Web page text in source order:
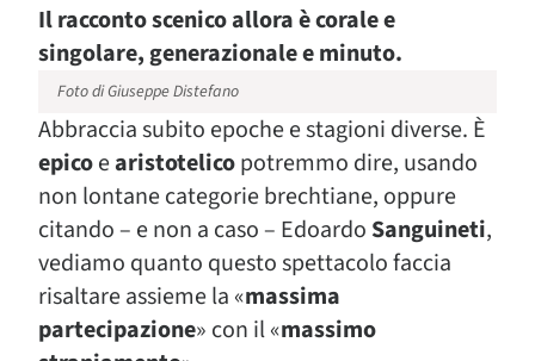
Il racconto scenico allora è corale e
singolare, generazionale e minuto.
Foto di Giuseppe Distefano
Abbraccia subito epoche e stagioni diverse. È
epicoearistotelicopotremmo dire, usando
non lontane categorie brechtiane, oppure
citando – e non a caso – Edoardo Sanguineti,
vediamo quanto questo spettacolo faccia
risaltare assieme la «massima
partecipazione» con il «massimo